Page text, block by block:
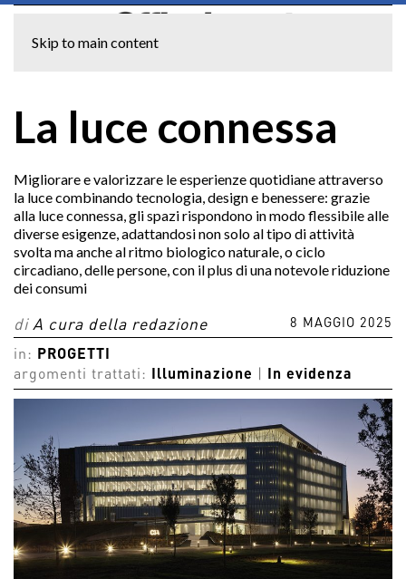
Skip to main content
La luce connessa
Migliorare e valorizzare le esperienze quotidiane attraverso
la luce combinando tecnologia, design e benessere: grazie
alla luce connessa, gli spazi rispondono in modo flessibile alle
diverse esigenze, adattandosi non solo al tipo di attività
svolta ma anche al ritmo biologico naturale, o ciclo
circadiano, delle persone, con il plus di una notevole riduzione
dei consumi
di A cura della redazione 8 MAGGIO 2025
in:
PROGETTI
argomenti trattati:
Illuminazione In evidenza